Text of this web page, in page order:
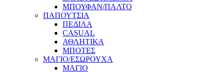
ΜΠΟΥΦΑΝ/ΠΑΛΤΟ
ΠΑΠΟΥΤΣΙΑ
ΠΕΔΙΛΑ
CASUAL
ΑΘΛΗΤΙΚΑ
ΜΠΟΤΕΣ
ΜΑΓΙΟ/ΕΣΩΡΟΥΧΑ
ΜΑΓΙΟ